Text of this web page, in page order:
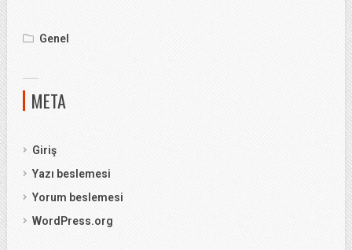
Genel
META
Giriş
Yazı beslemesi
Yorum beslemesi
WordPress.org